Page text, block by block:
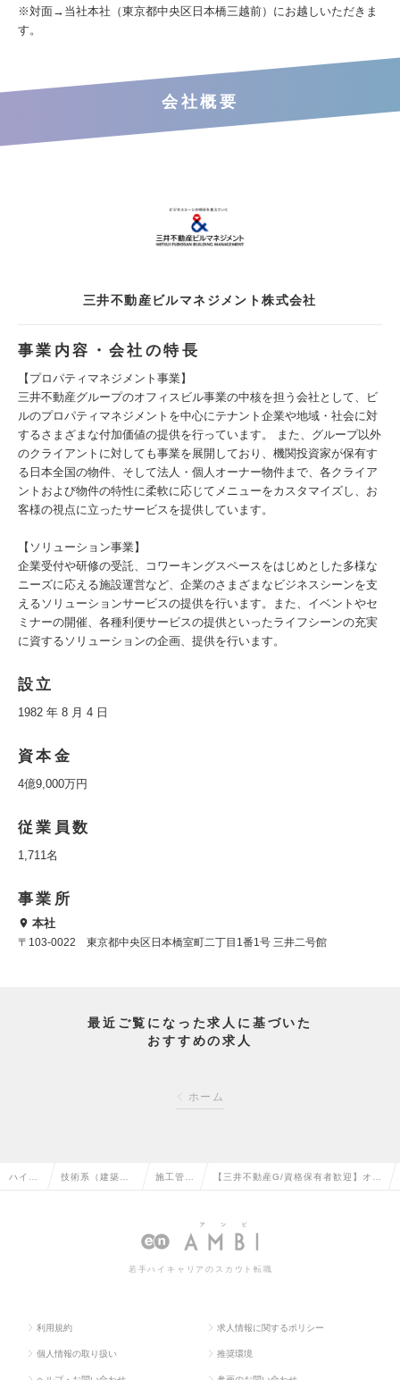
※対面→当社本社（東京都中央区日本橋三越前）にお越しいただきま
す。
会社概要
三井不動産ビルマネジメント株式会社
事業内容・会社の特長
【プロパティマネジメント事業】
三井不動産グループのオフィスビル事業の中核を担う会社として、ビ
ルのプロパティマネジメントを中心にテナント企業や地域・社会に対
するさまざまな付加価値の提供を行っています。 また、グループ以外
のクライアントに対しても事業を展開しており、機関投資家が保有す
る日本全国の物件、そして法人・個人オーナー物件まで、各クライア
ントおよび物件の特性に柔軟に応じてメニューをカスタマイズし、お
客様の視点に立ったサービスを提供しています。
【ソリューション事業】
企業受付や研修の受託、コワーキングスペースをはじめとした多様な
ニーズに応える施設運営など、企業のさまざまなビジネスシーンを支
えるソリューションサービスの提供を行います。また、イベントやセ
ミナーの開催、各種利便サービスの提供といったライフシーンの充実
に資するソリューションの企画、提供を行います。
設立
1982 年 8 月 4 日
資本金
4億9,000万円
従業員数
1,711名
事業所
本社
〒103-0022 東京都中央区日本橋室町二丁目1番1号 三井二号館
最近ご覧になった求人に基づいた
おすすめの求人
ホーム
ハイク 技術系（建築・ 施工管理
の転職
【三井不動産G/資格保有者歓迎】オフ
フレックス/転勤無の求人情報
若手ハイキャリアのスカウト転職
利用規約 求人情報に関するポリシー
個人情報の取り扱い 推奨環境